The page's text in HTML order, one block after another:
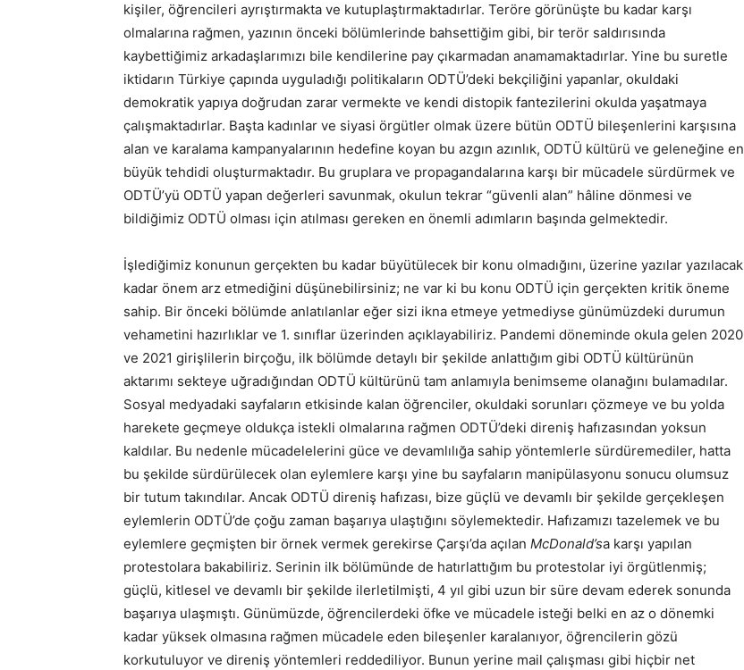
kişiler, öğrencileri ayrıştırmakta ve kutuplaştırmaktadırlar. Teröre görünüşte bu kadar karşı
olmalarına rağmen, yazının önceki bölümlerinde bahsettiğim gibi, bir terör saldırısında
kaybettiğimiz arkadaşlarımızı bile kendilerine pay çıkarmadan anamamaktadırlar. Yine bu suretle
iktidarın Türkiye çapında uyguladığı politikaların ODTÜ’deki bekçiliğini yapanlar, okuldaki
demokratik yapıya doğrudan zarar vermekte ve kendi distopik fantezilerini okulda yaşatmaya
çalışmaktadırlar. Başta kadınlar ve siyasi örgütler olmak üzere bütün ODTÜ bileşenlerini karşısına
alan ve karalama kampanyalarının hedefine koyan bu azgın azınlık, ODTÜ kültürü ve geleneğine en
büyük tehdidi oluşturmaktadır. Bu gruplara ve propagandalarına karşı bir mücadele sürdürmek ve
ODTÜ’yü ODTÜ yapan değerleri savunmak, okulun tekrar “güvenli alan” hâline dönmesi ve
bildiğimiz ODTÜ olması için atılması gereken en önemli adımların başında gelmektedir.
İşlediğimiz konunun gerçekten bu kadar büyütülecek bir konu olmadığını, üzerine yazılar yazılacak
kadar önem arz etmediğini düşünebilirsiniz; ne var ki bu konu ODTÜ için gerçekten kritik öneme
sahip. Bir önceki bölümde anlatılanlar eğer sizi ikna etmeye yetmediyse günümüzdeki durumun
vehametini hazırlıklar ve 1. sınıflar üzerinden açıklayabiliriz. Pandemi döneminde okula gelen 2020
ve 2021 girişlilerin birçoğu, ilk bölümde detaylı bir şekilde anlattığım gibi ODTÜ kültürünün
aktarımı sekteye uğradığından ODTÜ kültürünü tam anlamıyla benimseme olanağını bulamadılar.
Sosyal medyadaki sayfaların etkisinde kalan öğrenciler, okuldaki sorunları çözmeye ve bu yolda
harekete geçmeye oldukça istekli olmalarına rağmen ODTÜ’deki direniş hafızasından yoksun
kaldılar. Bu nedenle mücadelelerini güce ve devamlılığa sahip yöntemlerle sürdüremediler, hatta
bu şekilde sürdürülecek olan eylemlere karşı yine bu sayfaların manipülasyonu sonucu olumsuz
bir tutum takındılar. Ancak ODTÜ direniş hafızası, bize güçlü ve devamlı bir şekilde gerçekleşen
eylemlerin ODTÜ’de çoğu zaman başarıya ulaştığını söylemektedir. Hafızamızı tazelemek ve bu
eylemlere geçmişten bir örnek vermek gerekirse Çarşı’da açılan McDonald’sa karşı yapılan
protestolara bakabiliriz. Serinin ilk bölümünde de hatırlattığım bu protestolar iyi örgütlenmiş;
güçlü, kitlesel ve devamlı bir şekilde ilerletilmişti, 4 yıl gibi uzun bir süre devam ederek sonunda
başarıya ulaşmıştı. Günümüzde, öğrencilerdeki öfke ve mücadele isteği belki en az o dönemki
kadar yüksek olmasına rağmen mücadele eden bileşenler karalanıyor, öğrencilerin gözü
korkutuluyor ve direniş yöntemleri reddediliyor. Bunun yerine mail çalışması gibi hiçbir net